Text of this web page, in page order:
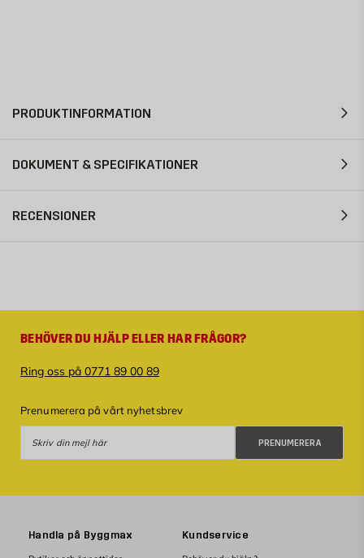
PRODUKTINFORMATION
DOKUMENT & SPECIFIKATIONER
RECENSIONER
BEHÖVER DU HJÄLP ELLER HAR FRÅGOR?
Ring oss på 0771 89 00 89
Prenumerera på vårt nyhetsbrev
PRENUMERERA
Handla på Byggmax Kundservice